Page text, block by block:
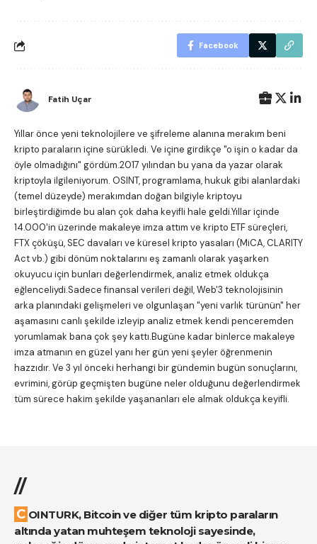
Facebook
Fatih Uçar
Yıllar önce yeni teknolojilere ve şifreleme alanına merakım beni
kripto paraların içine sürükledi. Ve içine girdikçe "o işin o kadar da
öyle olmadığını" gördüm.2017 yılından bu yana da yazar olarak
kriptoyla ilgileniyorum. OSINT, programlama, hukuk gibi alanlardaki
(temel düzeyde) merakımdan doğan bilgiyle kriptoyu
birleştirdiğimde bu alan çok daha keyifli hale geldi.Yıllar içinde
14.000'in üzerinde makaleye imza attım ve kripto ETF süreçleri,
FTX çöküşü, SEC davaları ve küresel kripto yasaları (MiCA, CLARITY
Act vb.) gibi dönüm noktalarını eş zamanlı olarak yaşarken
okuyucu için bunları değerlendirmek, analiz etmek oldukça
eğlenceliydi.Sadece finansal verileri değil, Web'3 teknolojisinin
arka planındaki gelişmeleri ve olgunlaşan "yeni varlık türünün" her
aşamasını canlı şekilde izleyip analiz etmek kendi penceremden
yorumlamak bana çok şey kattı.Bugüne kadar binlerce makaleye
imza atmanın en güzel yanı her gün yeni şeyler öğrenmenin
hazzıdır. Ve 3 yıl önceki herhangi bir gündemin bugün sonuçlarını,
evrimini, görüp geçmişten bugüne neler olduğunu değerlendirmek
tüm sürece hakim şekilde yaşananları ele almak oldukça keyifli.
//
COINTURK, Bitcoin ve diğer tüm kripto paraların
altında yatan muhteşem teknoloji sayesinde,